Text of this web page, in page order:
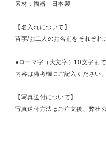
素材：陶器 日本製
【名入れについて】
苗字/お二人のお名前をそれぞれ
●ローマ字（大文字）10文字まで
内容は備考欄にご記入ください。
【写真送付について】
写真送付方法はご注文後、弊社